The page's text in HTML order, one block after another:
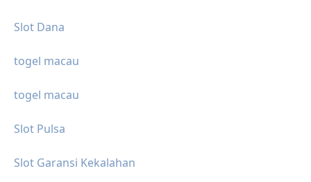
Slot Dana
togel macau
togel macau
Slot Pulsa
Slot Garansi Kekalahan